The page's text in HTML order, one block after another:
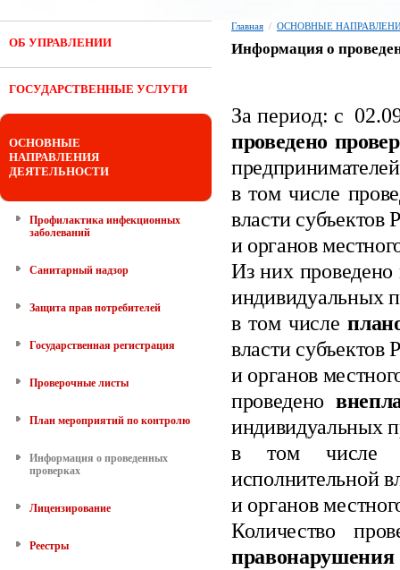
ОБ УПРАВЛЕНИИ
ГОСУДАРСТВЕННЫЕ УСЛУГИ
ОСНОВНЫЕ
НАПРАВЛЕНИЯ
ДЕЯТЕЛЬНОСТИ
Профилактика инфекционных
заболеваний
Санитарный надзор
Защита прав потребителей
Государственная регистрация
Проверочные листы
План мероприятий по контролю
Информация о проведенных
проверках
Лицензирование
Реестры
Главная / ОСНОВНЫЕ
Информация о
За период: с
проведено
в том числе
власти субъектов
и органов
Из них проведено
индивидуальных
в том числе
власти
и органов
проведено
индивидуальных
в том числе
исполнительной
и органов
Количество
правонарушения